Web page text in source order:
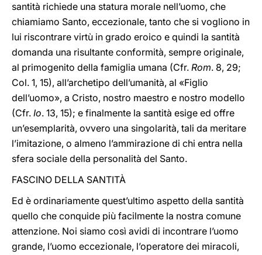
santità richiede una statura morale nell’uomo, che
chiamiamo Santo, eccezionale, tanto che si vogliono in
lui riscontrare virtù in grado eroico e quindi la santità
domanda una risultante conformità, sempre originale,
al primogenito della famiglia umana (Cfr. Rom. 8, 29;
Col. 1, 15), all’archetipo dell’umanità, al «Figlio
dell’uomo», a Cristo, nostro maestro e nostro modello
(Cfr. Io. 13, 15); e finalmente la santità esige ed offre
un’esemplarità, ovvero una singolarità, tali da meritare
l’imitazione, o almeno l’ammirazione di chi entra nella
sfera sociale della personalità del Santo.
FASCINO DELLA SANTITÀ
Ed è ordinariamente quest’ultimo aspetto della santità
quello che conquide più facilmente la nostra comune
attenzione. Noi siamo così avidi di incontrare l’uomo
grande, l’uomo eccezionale, l’operatore dei miracoli,